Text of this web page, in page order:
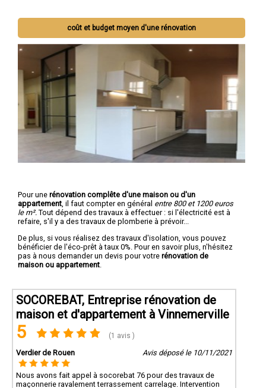
coût et budget moyen d'une rénovation
Pour une rénovation complête d'une maison ou d'un
appartement , il faut compter en général entre 800 et 1200 euros
le m². Tout dépend des travaux à effectuer : si l'électricité est à
refaire, s'il y a des travaux de plomberie à prévoir...
De plus, si vous réalisez des travaux d'isolation, vous pouvez
bénéficier de l'éco-prêt à taux 0%. Pour en savoir plus, n'hésitez
pas à nous demander un devis pour votre rénovation de
maison ou appartement
SOCOREBAT, Entreprise rénovation de
maison et d'appartement à Vinnemerville
5 (1 avis )
Verdier de Rouen Avis déposé le 10/11/2021
Nous avons fait appel à socorebat 76 pour des travaux de
maçonnerie ravalement terrassement carrelage. Intervention